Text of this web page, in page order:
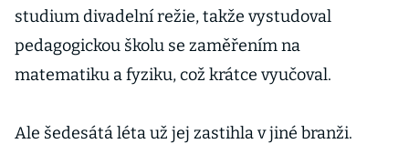
studium divadelní režie, takže vystudoval
pedagogickou školu se zaměřením na
matematiku a fyziku, což krátce vyučoval.
Ale šedesátá léta už jej zastihla v jiné branži.